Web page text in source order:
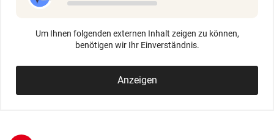
Um Ihnen folgenden externen Inhalt zeigen zu können,
benötigen wir Ihr Einverständnis.
Anzeigen